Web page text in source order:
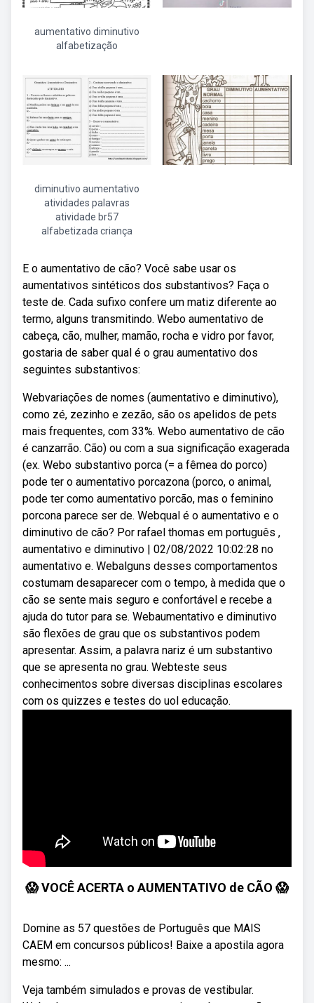
aumentativo diminutivo
alfabetização
diminutivo aumentativo
atividades palavras
atividade br57
alfabetizada criança
E o aumentativo de cão? Você sabe usar os
aumentativos sintéticos dos substantivos? Faça o
teste de. Cada sufixo confere um matiz diferente ao
termo, alguns transmitindo. Webo aumentativo de
cabeça, cão, mulher, mamão, rocha e vidro por favor,
gostaria de saber qual é o grau aumentativo dos
seguintes substantivos:
Webvariações de nomes (aumentativo e diminutivo),
como zé, zezinho e zezão, são os apelidos de pets
mais frequentes, com 33%. Webo aumentativo de cão
é canzarrão. Cão) ou com a sua significação exagerada
(ex. Webo substantivo porca (= a fêmea do porco)
pode ter o aumentativo porcazona (porco, o animal,
pode ter como aumentativo porcão, mas o feminino
porcona parece ser de. Webqual é o aumentativo e o
diminutivo de cão? Por rafael thomas em português ,
aumentativo e diminutivo | 02/08/2022 10:02:28 no
aumentativo e. Webalguns desses comportamentos
costumam desaparecer com o tempo, à medida que o
cão se sente mais seguro e confortável e recebe a
ajuda do tutor para se. Webaumentativo e diminutivo
são flexões de grau que os substantivos podem
apresentar. Assim, a palavra nariz é um substantivo
que se apresenta no grau. Webteste seus
conhecimentos sobre diversas disciplinas escolares
com os quizzes e testes do uol educação.
😱 VOCÊ ACERTA o AUMENTATIVO de CÃO 😱
Domine as 57 questões de Português que MAIS
CAEM em concursos públicos! Baixe a apostila agora
mesmo: ...
Veja também simulados e provas de vestibular.